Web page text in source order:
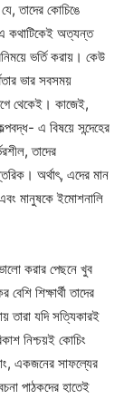
তাদের কোচিঙে
এ কথাটিকেই অত্যন্ত
ভর্তি করায়। কেউ
ভার সবসময়
থেকেই। কাজেই,
এ বিষয়ে সন্দেহের
তাদের
অর্থাৎ, এদের মান
মানুষকে ইমোশনালি
ভালো করার পেছনে খুব
শিক্ষার্থী তাদের
তারা যদি সত্যিকারই
নিশ্চয়ই কোচিং
একজনের সাফল্যের
পাঠকদের হাতেই